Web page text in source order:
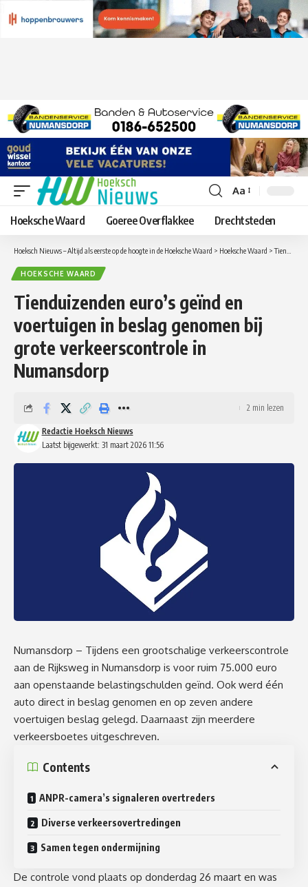
Lettergrootte
aanpassen
Aa
Hoeksche Waard Goeree Overflakkee Drechtsteden
Hoeksch Nieuws – Altijd als eerste op de hoogte in de Hoeksche Waard > Hoeksche Waard >Tienduizenden euro’s geïnd en voertuigen in beslag genomen bij grote verkeerscontrole in Numansdorp
HOEKSCHE WAARD
Tienduizenden euro’s geïnd en
voertuigen in beslag genomen bij
grote verkeerscontrole in
Numansdorp
Laatst bijgewerkt: 31 maart 2026 11:56
Redactie Hoeksch Nieuws
2 min lezen
Numansdorp – Tijdens een grootschalige verkeerscontrole
aan de Rijksweg in Numansdorp is voor ruim 75.000 euro
aan openstaande belastingschulden geïnd. Ook werd één
auto direct in beslag genomen en op zeven andere
voertuigen beslag gelegd. Daarnaast zijn meerdere
verkeersboetes uitgeschreven.
Contents
ANPR-camera’s signaleren overtreders
Diverse verkeersovertredingen
Samen tegen ondermijning
De controle vond plaats op donderdag 26 maart en was